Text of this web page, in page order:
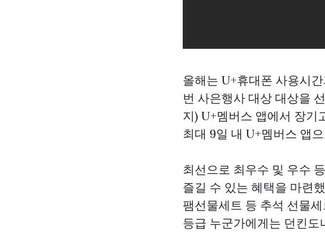
올해는 U+휴대폰 사용시
번 사은행사 대상 대상을
지) U+멤버스 앱에서 장기
최대 9일 내 U+멤버스 앱
최선으로 최우수 및 우수
즐길 수 있는 혜택을 마련
팸선물세트 등 추석 선물
등급 누군가에게는 던킨